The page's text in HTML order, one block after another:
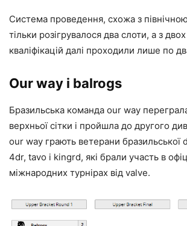
Система проведення, схожа з
тільки розігрувалося два слоти, а з
кваліфікацій далі проходили лише по
Our way і balrogs
Бразильська команда our way
верхньої сітки і пройшла до другого
our way грають ветерани бразильської
4dr, tavo і kingrd, які брали участь в
міжнародних турнірах від valve.